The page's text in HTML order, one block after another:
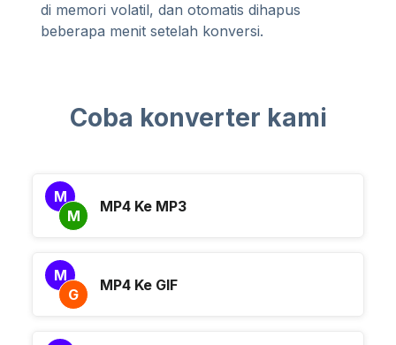
di memori volatil, dan otomatis dihapus
beberapa menit setelah konversi.
Coba konverter kami
M
M
MP4 Ke MP3
M
G
MP4 Ke GIF